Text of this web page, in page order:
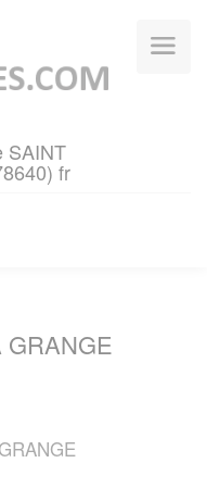
SAINT
fr
GRANGE